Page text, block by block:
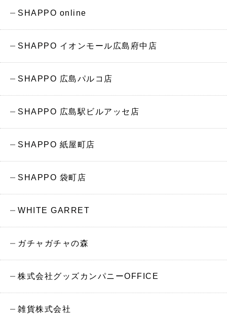
SHAPPO online
SHAPPO イオンモール広島府中店
SHAPPO 広島パルコ店
SHAPPO 広島駅ビルアッセ店
SHAPPO 紙屋町店
SHAPPO 袋町店
WHITE GARRET
ガチャガチャの森
株式会社グッズカンパニーOFFICE
雑貨株式会社